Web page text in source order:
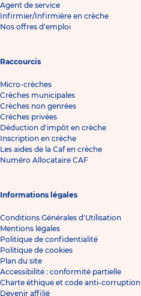
Agent de service
Infirmier/Infirmière en crèche
Nos offres d'emploi
Raccourcis
Micro-crèches
Crèches municipales
Crèches non genrées
Crèches privées
Déduction d'impôt en crèche
Inscription en crèche
Les aides de la Caf en crèche
Numéro Allocataire CAF
Informations légales
Conditions Générales d'Utilisation
Mentions légales
Politique de confidentialité
Politique de cookies
Plan du site
Accessibilité : conformité partielle
Charte éthique et code anti-corruption
Devenir affilié